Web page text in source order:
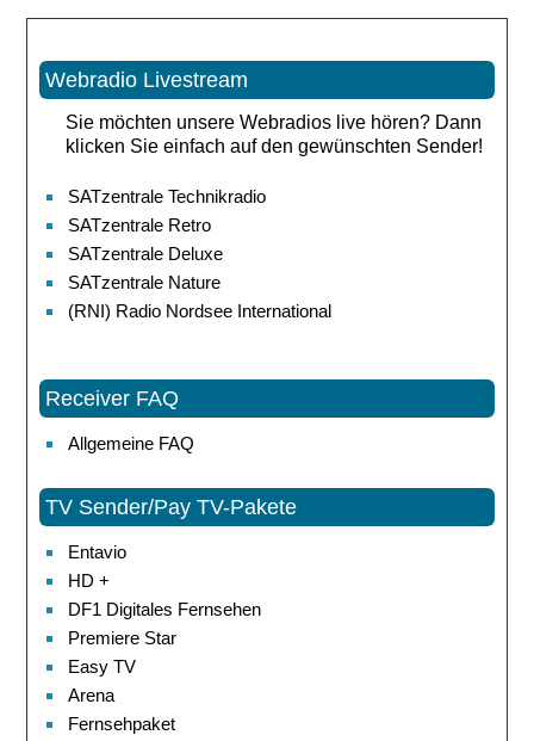
Webradio Livestream
Sie möchten unsere Webradios live hören? Dann
klicken Sie einfach auf den gewünschten Sender!
SATzentrale Technikradio
SATzentrale Retro
SATzentrale Deluxe
SATzentrale Nature
(RNI) Radio Nordsee International
Receiver FAQ
Allgemeine FAQ
TV Sender/Pay TV-Pakete
Entavio
HD +
DF1 Digitales Fernsehen
Premiere Star
Easy TV
Arena
Fernsehpaket